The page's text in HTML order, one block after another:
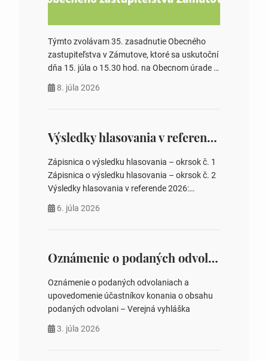
Týmto zvolávam 35. zasadnutie Obecného
zastupiteľstva v Zámutove, ktoré sa uskutoční
dňa 15. júla o 15.30 hod. na Obecnom úrade v
rokovania 2. Schválenie návrhovej komisie a
zastupiteľstiev, počtu poslancov obecných
zastupiteľstiev v nich 4. Schválenie odpredaja
obecného pozemku –…
8. júla 2026
Výsledky hlasovania v referende 2026
Zápisnica o výsledku hlasovania – okrsok č. 1
Zápisnica o výsledku hlasovania – okrsok č. 2
Výsledky hlasovania v referende 2026:
na hlasovaní https://www.volbysr.sk/…
6. júla 2026
Oznámenie o podaných odvolaniach a upovedomenie účastníkov konania o obsahu podaných odvolani – Verejná vyhláška
Oznámenie o podaných odvolaniach a
upovedomenie účastníkov konania o obsahu
podaných odvolani – Verejná vyhláška
3. júla 2026